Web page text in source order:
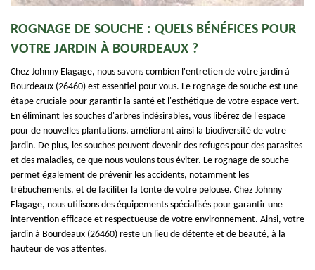
ROGNAGE DE SOUCHE : QUELS BÉNÉFICES POUR
VOTRE JARDIN À BOURDEAUX ?
Chez Johnny Elagage, nous savons combien l'entretien de votre jardin à
Bourdeaux (26460) est essentiel pour vous. Le rognage de souche est une
étape cruciale pour garantir la santé et l'esthétique de votre espace vert.
En éliminant les souches d'arbres indésirables, vous libérez de l'espace
pour de nouvelles plantations, améliorant ainsi la biodiversité de votre
jardin. De plus, les souches peuvent devenir des refuges pour des parasites
et des maladies, ce que nous voulons tous éviter. Le rognage de souche
permet également de prévenir les accidents, notamment les
trébuchements, et de faciliter la tonte de votre pelouse. Chez Johnny
Elagage, nous utilisons des équipements spécialisés pour garantir une
intervention efficace et respectueuse de votre environnement. Ainsi, votre
jardin à Bourdeaux (26460) reste un lieu de détente et de beauté, à la
hauteur de vos attentes.